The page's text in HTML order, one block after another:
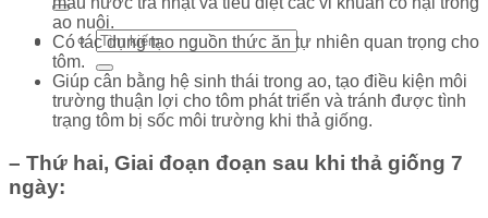
ao nuôi.
Có tác dụng tạo nguồn thức ăn tự nhiên quan trọng cho
tôm.
Giúp cân bằng hệ sinh thái trong ao, tạo điều kiện môi
trường thuận lợi cho tôm phát triển và tránh được tình
trạng tôm bị sốc môi trường khi thả giống.
– Thứ hai, Giai đoạn đoạn sau khi thả giống 7
ngày: